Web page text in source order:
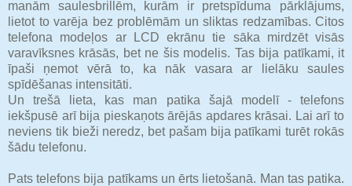
manām saulesbrillēm, kurām ir pretspīduma pārklājums,
lietot to varēja bez problēmām un sliktas redzamības. Citos
telefona modeļos ar LCD ekrānu tie sāka mirdzēt visās
varavīksnes krāsās, bet ne šis modelis. Tas bija patīkami, it
īpaši ņemot vērā to, ka nāk vasara ar lielāku saules
spīdēšanas intensitāti.
Un trešā lieta, kas man patika šajā modelī - telefons
iekšpusē arī bija pieskaņots ārējās apdares krāsai. Lai arī to
neviens tik bieži neredz, bet pašam bija patīkami turēt rokās
šādu telefonu.
Pats telefons bija patīkams un ērts lietošanā. Man tas patika.